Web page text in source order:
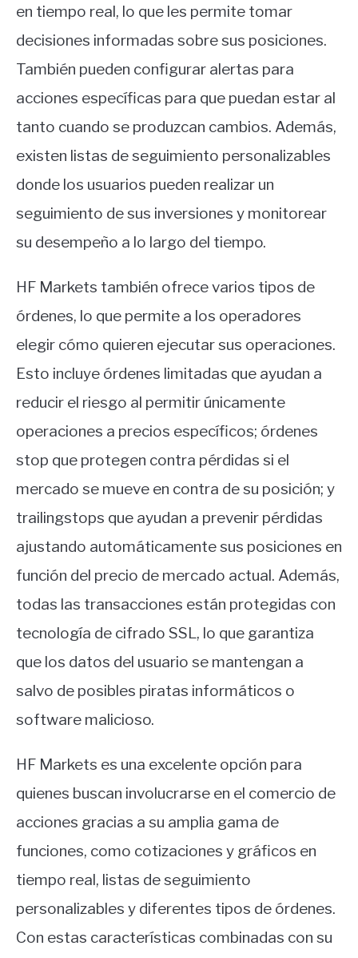
en tiempo real, lo que les permite tomar
decisiones informadas sobre sus posiciones.
También pueden configurar alertas para
acciones específicas para que puedan estar al
tanto cuando se produzcan cambios. Además,
existen listas de seguimiento personalizables
donde los usuarios pueden realizar un
seguimiento de sus inversiones y monitorear
su desempeño a lo largo del tiempo.
HF Markets también ofrece varios tipos de
órdenes, lo que permite a los operadores
elegir cómo quieren ejecutar sus operaciones.
Esto incluye órdenes limitadas que ayudan a
reducir el riesgo al permitir únicamente
operaciones a precios específicos; órdenes
stop que protegen contra pérdidas si el
mercado se mueve en contra de su posición; y
trailingstops que ayudan a prevenir pérdidas
ajustando automáticamente sus posiciones en
función del precio de mercado actual. Además,
todas las transacciones están protegidas con
tecnología de cifrado SSL, lo que garantiza
que los datos del usuario se mantengan a
salvo de posibles piratas informáticos o
software malicioso.
HF Markets es una excelente opción para
quienes buscan involucrarse en el comercio de
acciones gracias a su amplia gama de
funciones, como cotizaciones y gráficos en
tiempo real, listas de seguimiento
personalizables y diferentes tipos de órdenes.
Con estas características combinadas con su